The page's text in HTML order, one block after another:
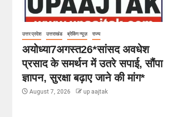
उत्तर प्रदेश उत्तराखंड ब्रेकिंग न्यूज़ राज्य
अयोध्या7अगस्त26*सांसद अवधेश
प्रसाद के समर्थन में उतरे सपाई, सौंपा
ज्ञापन, सुरक्षा बढ़ाए जाने की मांग*
August 7, 2026 up aajtak